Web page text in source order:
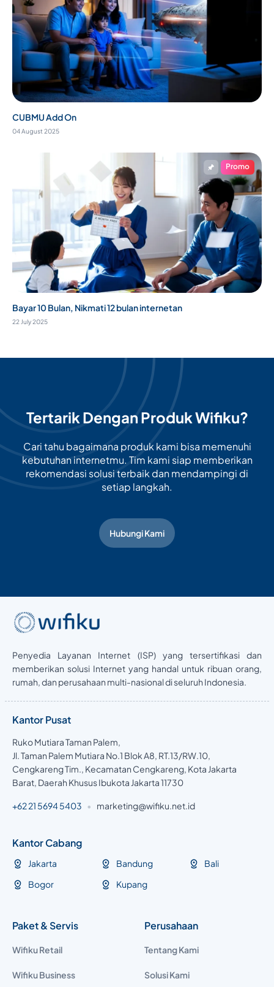
CUBMU Add On
04 August 2025
Promo
Bayar 10 Bulan, Nikmati 12 bulan internetan
22 July 2025
Tertarik Dengan Produk Wifiku?
Cari tahu bagaimana produk kami bisa memenuhi
kebutuhan internetmu. Tim kami siap memberikan
rekomendasi solusi terbaik dan mendampingi di
setiap langkah.
Hubungi Kami
Penyedia Layanan Internet (ISP) yang tersertifikasi dan
memberikan solusi Internet yang handal untuk ribuan orang,
rumah, dan perusahaan multi-nasional di seluruh Indonesia.
Kantor Pusat
Ruko Mutiara Taman Palem,
Jl. Taman Palem Mutiara No.1 Blok A8, RT.13/RW.10,
Cengkareng Tim., Kecamatan Cengkareng, Kota Jakarta
Barat, Daerah Khusus Ibukota Jakarta 11730
+62 21 5694 5403 • marketing@wifiku.net.id
Kantor Cabang
Jakarta
Bogor
Bandung
Kupang
Bali
Paket & Servis
Wifiku Retail
Wifiku Business
Perusahaan
Tentang Kami
Solusi Kami